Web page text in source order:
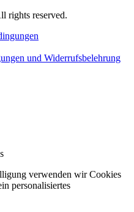
rights reserved.
und Widerrufsbelehrung
verwenden wir Cookies
personalisiertes